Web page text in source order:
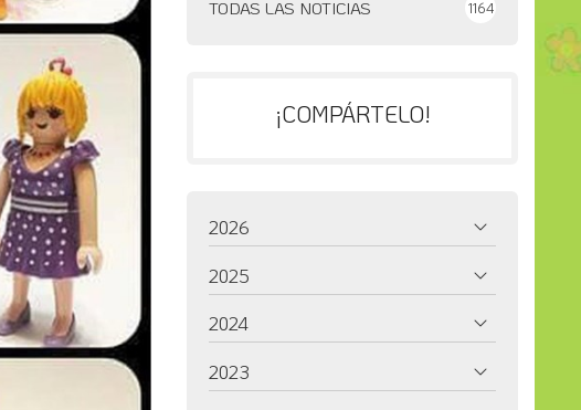
TODAS LAS NOTICIAS 1164
¡COMPÁRTELO!
2026
2025
2024
2023